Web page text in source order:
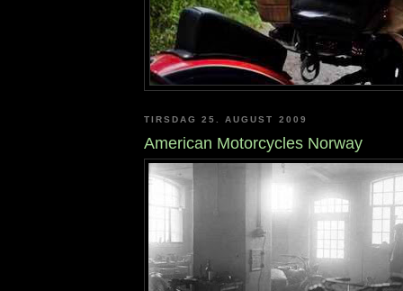
TIRSDAG 25. AUGUST 2009
American Motorcycles Norway